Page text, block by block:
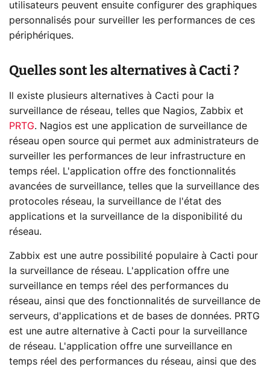
utilisateurs peuvent ensuite configurer des graphiques
personnalisés pour surveiller les performances de ces
périphériques.
Quelles sont les alternatives à Cacti ?
Il existe plusieurs alternatives à Cacti pour la
surveillance de réseau, telles que Nagios, Zabbix et
PRTG. Nagios est une application de surveillance de
réseau open source qui permet aux administrateurs de
surveiller les performances de leur infrastructure en
temps réel. L'application offre des fonctionnalités
avancées de surveillance, telles que la surveillance des
protocoles réseau, la surveillance de l'état des
applications et la surveillance de la disponibilité du
réseau.
Zabbix est une autre possibilité populaire à Cacti pour
la surveillance de réseau. L'application offre une
surveillance en temps réel des performances du
réseau, ainsi que des fonctionnalités de surveillance de
serveurs, d'applications et de bases de données. PRTG
est une autre alternative à Cacti pour la surveillance
de réseau. L'application offre une surveillance en
temps réel des performances du réseau, ainsi que des